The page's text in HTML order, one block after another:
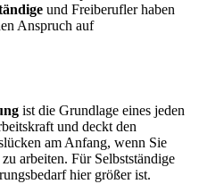
und Freiberufler haben
Anspruch auf
ist die Grundlage eines jeden
und deckt den
am Anfang, wenn Sie
arbeiten. Für Selbstständige
hier größer ist.